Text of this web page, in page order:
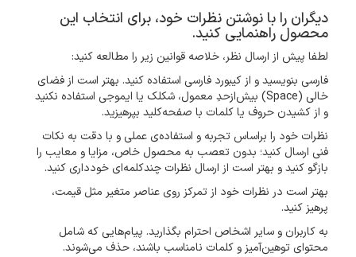
دیگران را با نوشتن نظرات خود، برای انتخاب این
محصول راهنمایی کنید.
لطفا پیش از ارسال نظر، خلاصه قوانین زیر را مطالعه کنید:
فارسی بنویسید و از کیبورد فارسی استفاده کنید. بهتر است از فضای
خالی (Space) بیش‌از‌حدِ معمول، شکلک یا ایموجی استفاده نکنید
و از کشیدن حروف یا کلمات با صفحه‌کلید بپرهیزید.
نظرات خود را براساس تجربه و استفاده‌ی عملی و با دقت به نکات
فنی ارسال کنید؛ بدون تعصب به محصول خاص، مزایا و معایب را
بازگو کنید و بهتر است از ارسال نظرات چندکلمه‌‌ای خودداری کنید.
بهتر است در نظرات خود از تمرکز روی عناصر متغیر مثل قیمت،
پرهیز کنید.
به کاربران و سایر اشخاص احترام بگذارید. پیام‌هایی که شامل
محتوای توهین‌آمیز و کلمات نامناسب باشند، حذف می‌شوند.